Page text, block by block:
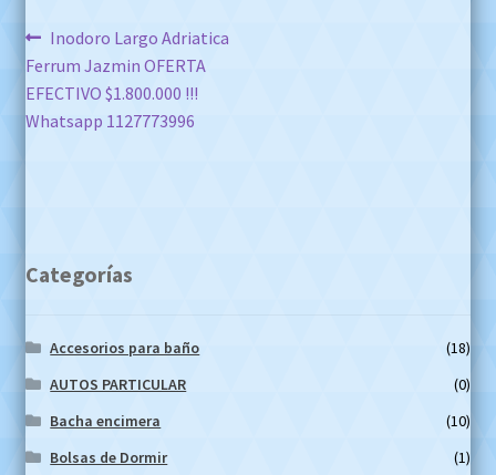
Navegación
de
entradas
Anterior:
Inodoro Largo Adriatica
Ferrum Jazmin OFERTA
EFECTIVO $1.800.000 !!!
Whatsapp 1127773996
Categorías
Accesorios para baño
(18)
AUTOS PARTICULAR
(0)
Bacha encimera
(10)
Bolsas de Dormir
(1)